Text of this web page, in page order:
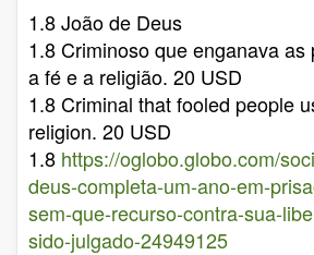
1.8 João de Deus
1.8 Criminoso que enganava as
a fé e a religião. 20 USD
1.8 Criminal that fooled people
religion. 20 USD
1.8 https://oglobo.globo.com/
deus-completa-um-ano-em-
sem-que-recurso-contra-sua-
sido-julgado-24949125